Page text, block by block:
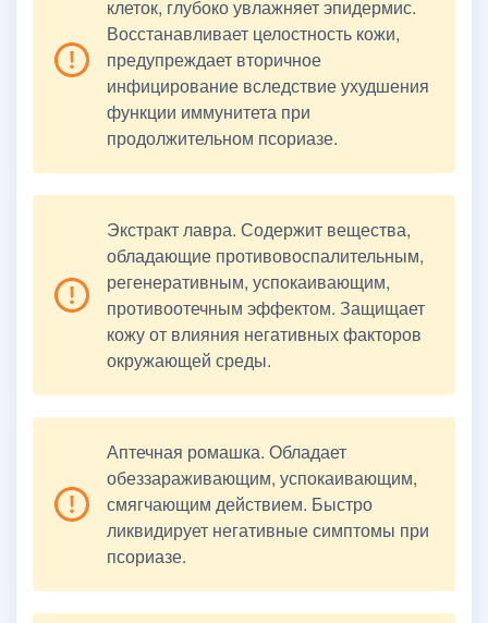
клеток, глубоко увлажняет эпидермис.
Восстанавливает целостность кожи,
предупреждает вторичное
инфицирование вследствие ухудшения
функции иммунитета при
продолжительном псориазе.
Экстракт лавра. Содержит вещества,
обладающие противовоспалительным,
регенеративным, успокаивающим,
противоотечным эффектом. Защищает
кожу от влияния негативных факторов
окружающей среды.
Аптечная ромашка. Обладает
обеззараживающим, успокаивающим,
смягчающим действием. Быстро
ликвидирует негативные симптомы при
псориазе.